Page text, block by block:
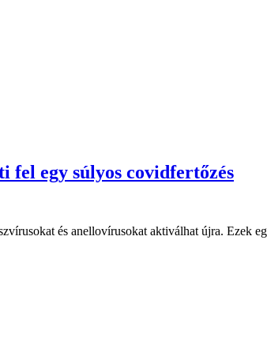
fel egy súlyos covidfertőzés
és anellovírusokat aktiválhat újra. Ezek